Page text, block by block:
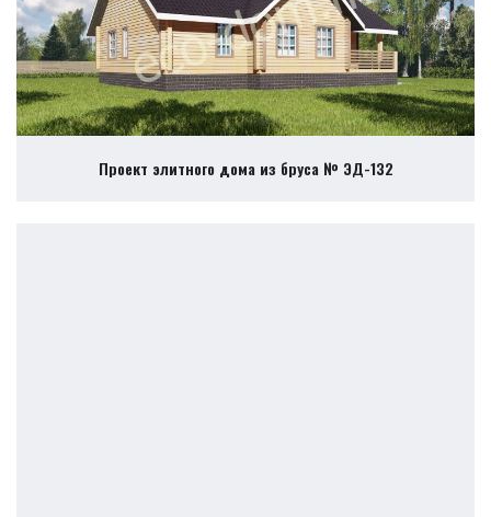
Проект элитного дома из бруса № ЭД-132